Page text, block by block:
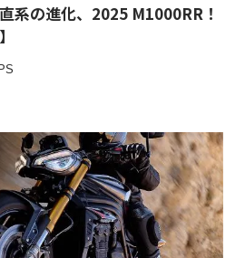
系の進化、2025 M1000RR！